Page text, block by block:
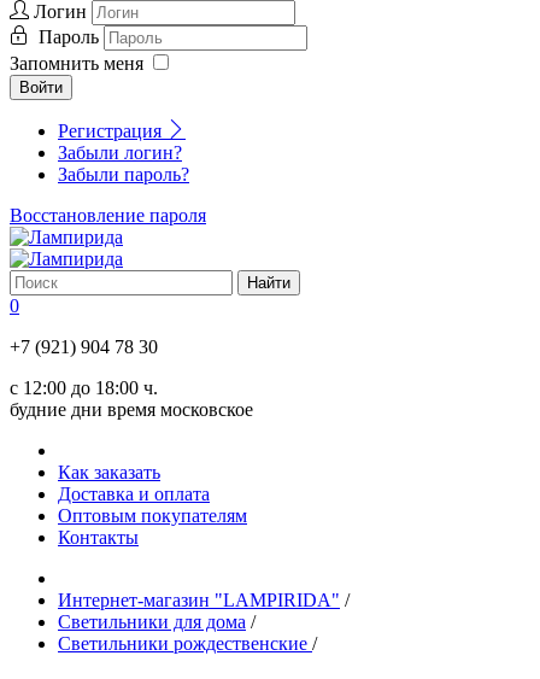
Логин
Пароль
Запомнить меня
Войти
Регистрация
Забыли логин?
Забыли пароль?
Восстановление пароля
0
+7 (921) 904 78 30
с 12:00 до 18:00 ч.
будние дни время московское
Как заказать
Доставка и оплата
Оптовым покупателям
Контакты
Интернет-магазин "LAMPIRIDA" /
Светильники для дома /
Светильники рождественские /